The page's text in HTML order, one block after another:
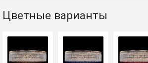
Цветные варианты